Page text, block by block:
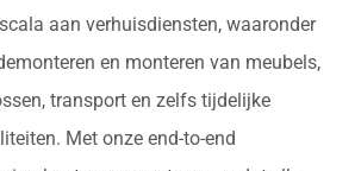
aan verhuisdiensten, waaronder
en monteren van meubels,
transport en zelfs tijdelijke
Met onze end-to-end